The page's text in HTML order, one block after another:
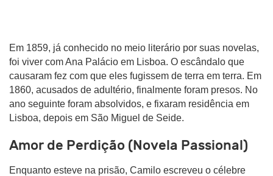
Em 1859, já conhecido no meio literário por suas novelas,
foi viver com Ana Palácio em Lisboa. O escândalo que
causaram fez com que eles fugissem de terra em terra. Em
1860, acusados de adultério, finalmente foram presos. No
ano seguinte foram absolvidos, e fixaram residência em
Lisboa, depois em São Miguel de Seide.
Amor de Perdição (Novela Passional)
Enquanto esteve na prisão, Camilo escreveu o célebre